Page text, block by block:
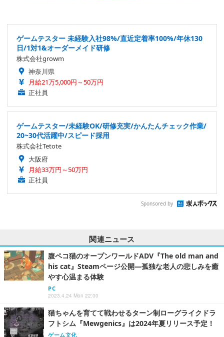
ゲームテスター 未経験入社98%/直近定着率100%/年休130
日/1対1&オーダーメイド研修
株式会社growm
神奈川県
月給21万5,000円～50万円
正社員
ゲームテスター/未経験OK/研修充実/かんたんチェック作業/
20~30代活躍中/スピード採用
株式会社Tetote
大阪府
月給33万円～50万円
正社員
Sponsored by
関連ニュース
腹ペコ猫のオープンワールドADV『The old man and
his cat』Steamページ公開―孤独な老人の悲しみを癒
やす心温まる体験
PC
2023.4.24 Mon 22:00
猫ちゃんを育てて戦わせるターン制ローグライクドラ
フトシム『Mewgenics』は2024年夏リリース予定！
ゲーム文化